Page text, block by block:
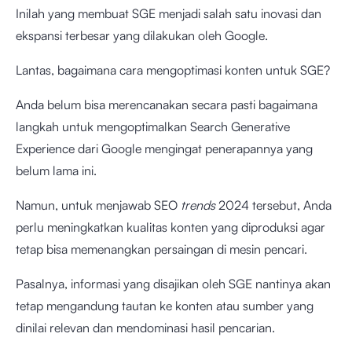
Inilah yang membuat SGE menjadi salah satu inovasi dan
ekspansi terbesar yang dilakukan oleh Google.
Lantas, bagaimana cara mengoptimasi konten untuk SGE?
Anda belum bisa merencanakan secara pasti bagaimana
langkah untuk mengoptimalkan Search Generative
Experience dari Google mengingat penerapannya yang
belum lama ini.
Namun, untuk menjawab SEO trends2024 tersebut, Anda
perlu meningkatkan kualitas konten yang diproduksi agar
tetap bisa memenangkan persaingan di mesin pencari.
Pasalnya, informasi yang disajikan oleh SGE nantinya akan
tetap mengandung tautan ke konten atau sumber yang
dinilai relevan dan mendominasi hasil pencarian.